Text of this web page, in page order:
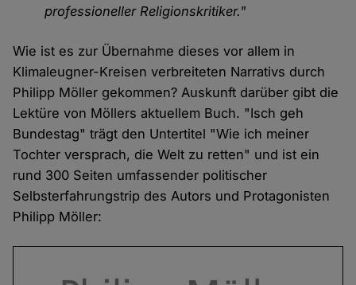
professioneller Religionskritiker."
Wie ist es zur Übernahme dieses vor allem in
Klimaleugner-Kreisen verbreiteten Narrativs durch
Philipp Möller gekommen? Auskunft darüber gibt die
Lektüre von Möllers aktuellem Buch. "Isch geh
Bundestag" trägt den Untertitel "Wie ich meiner
Tochter versprach, die Welt zu retten" und ist ein
rund 300 Seiten umfassender politischer
Selbsterfahrungstrip des Autors und Protagonisten
Philipp Möller: